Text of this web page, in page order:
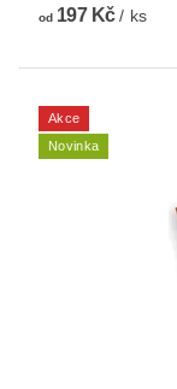
od197 Kč/ ks
Akce
Novinka